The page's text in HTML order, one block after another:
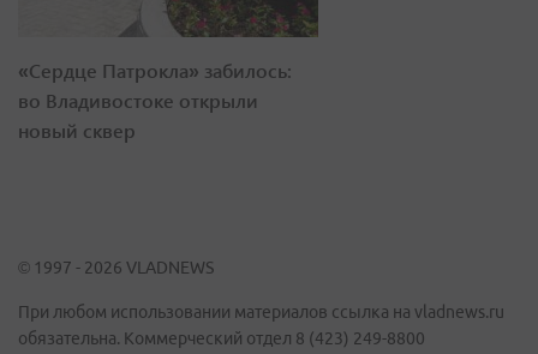
«Сердце Патрокла» забилось:
во Владивостоке открыли
новый сквер
© 1997 - 2026 VLADNEWS
При любом использовании материалов ссылка на vladnews.ru
обязательна. Коммерческий отдел 8 (423) 249-8800